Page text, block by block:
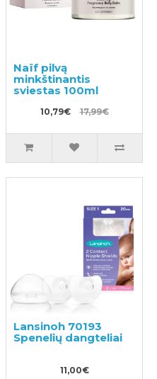
Naïf pilvą
minkštinantis
sviestas 100ml
10,79€ 17,99€
Lansinoh 70193
Spenelių dangteliai
11,00€